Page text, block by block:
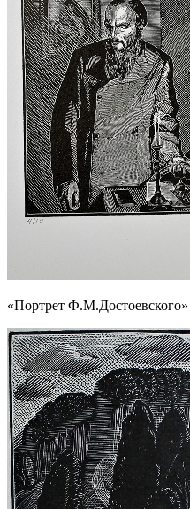
«Портрет Ф.М.Достоевского»